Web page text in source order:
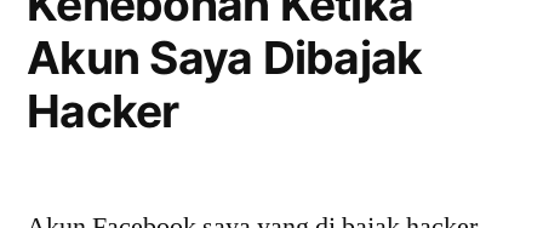
Akun Saya Dibajak
Hacker